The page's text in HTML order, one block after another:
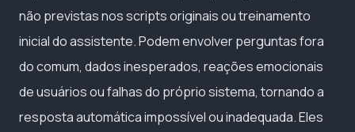
não previstas nos scripts originais ou treinamento
inicial do assistente. Podem envolver perguntas fora
do comum, dados inesperados, reações emocionais
de usuários ou falhas do próprio sistema, tornando a
resposta automática impossível ou inadequada. Eles